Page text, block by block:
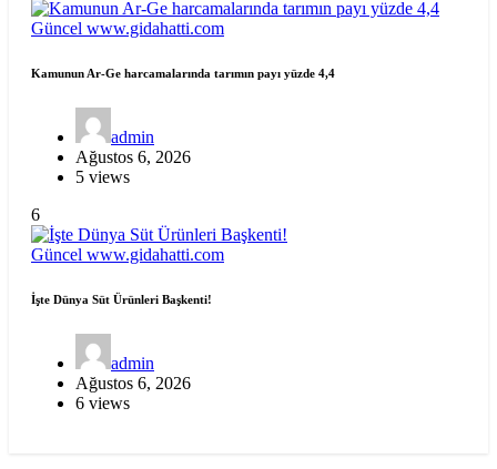
Güncel www.gidahatti.com
Kamunun Ar-Ge harcamalarında tarımın payı yüzde 4,4
admin
Ağustos 6, 2026
5 views
6
Güncel www.gidahatti.com
İşte Dünya Süt Ürünleri Başkenti!
admin
Ağustos 6, 2026
6 views